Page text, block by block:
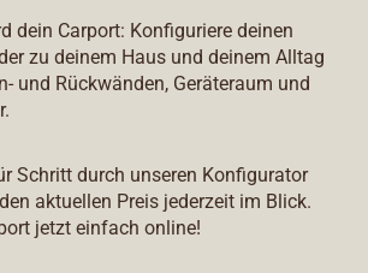
dein Carport: Konfiguriere deinen
zu deinem Haus und deinem Alltag
und Rückwänden, Geräteraum und
Schritt durch unseren Konfigurator
aktuellen Preis jederzeit im Blick.
jetzt einfach online!